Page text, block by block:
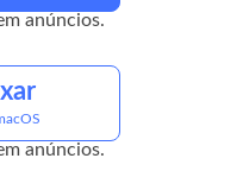
anúncios.
anúncios.